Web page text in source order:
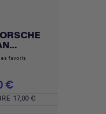
favoris
€
17,00 €